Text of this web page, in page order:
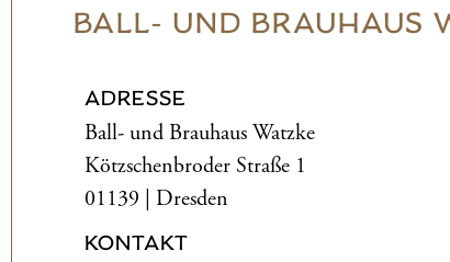
BALL- UND­ BRAUHAUS
ADRESSE
Ball- und­ Brauhaus Watzke
Kötzschenbroder Straße 1
01139 | Dresden
KONTAKT